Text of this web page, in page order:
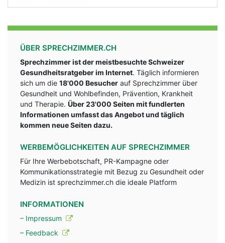
ÜBER SPRECHZIMMER.CH
Sprechzimmer ist der meistbesuchte Schweizer
Gesundheitsratgeber im Internet. Täglich informieren
sich um die 18'000 Besucher auf Sprechzimmer über
Gesundheit und Wohlbefinden, Prävention, Krankheit
und Therapie. Über 23'000 Seiten mit fundlerten
Informationen umfasst das Angebot und täglich
kommen neue Seiten dazu.
WERBEMÖGLICHKEITEN AUF SPRECHZIMMER
Für Ihre Werbebotschaft, PR-Kampagne oder
Kommunikationsstrategie mit Bezug zu Gesundheit oder
Medizin ist sprechzimmer.ch die ideale Platform
INFORMATIONEN
– Impressum
– Feedback